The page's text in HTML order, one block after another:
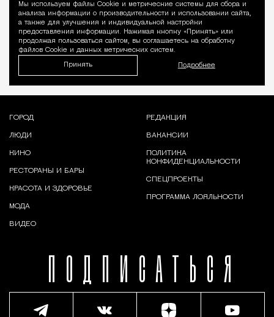
Уведомление
Мы используем файлы Сookie и метрические системы для сбора и
анализа информации о производительности и использовании сайта,
а также для улучшения и индивидуальной настройки
предоставления информации. Нажимая кнопку «Принять» или
продолжая пользоваться сайтом, вы соглашаетесь на обработку
файлов Cookie и данных метрических систем.
Принять Подробнее
ПОДПИСАТЬСЯ
ГОРОД
ЛЮДИ
КИНО
РЕСТОРАНЫ И БАРЫ
КРАСОТА И ЗДОРОВЬЕ
МОДА
ВИДЕО
РЕДАКЦИЯ
ВАКАНСИИ
ПОЛИТИКА
КОНФИДЕНЦИАЛЬНОСТИ
СПЕЦПРОЕКТЫ
ПРОГРАММА ЛОЯЛЬНОСТИ